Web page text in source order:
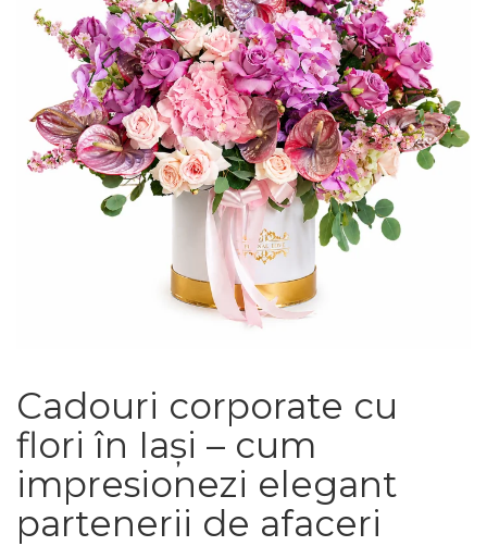
Cadouri corporate cu
flori în Iași – cum
impresionezi elegant
partenerii de afaceri